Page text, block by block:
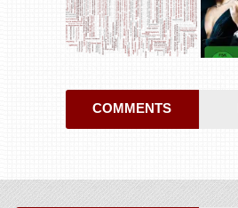
COMMENTS